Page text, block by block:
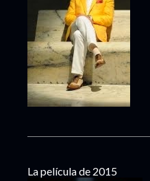
La película de 2015